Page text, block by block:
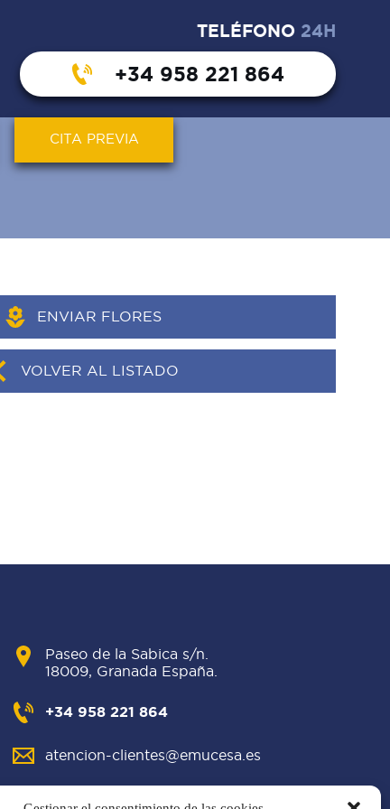
TELÉFONO 24H
+34 958 221 864
CITA PREVIA
ENVIAR FLORES
VOLVER AL LISTADO
Paseo de la Sabica s/n.
18009, Granada España.
+34 958 221 864
atencion-clientes@emucesa.es